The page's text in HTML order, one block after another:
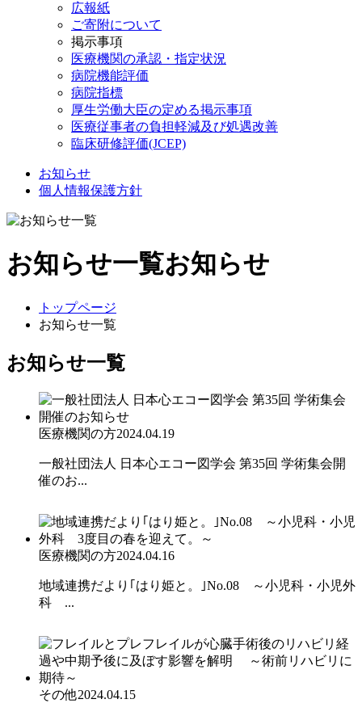
広報紙
ご寄附について
掲示事項
医療機関の承認・指定状況
病院機能評価
病院指標
厚生労働大臣の定める掲示事項
医療従事者の負担軽減及び処遇改善
臨床研修評価(JCEP)
お知らせ
個人情報保護方針
お知らせ一覧お知らせ
トップページ
お知らせ一覧
お知らせ一覧
医療機関の方2024.04.19
一般社団法人 日本心エコー図学会 第35回 学術集会開
催のお...
医療機関の方2024.04.16
地域連携だより｢はり姫と。｣No.08 ～小児科・小児外
科 ...
その他2024.04.15